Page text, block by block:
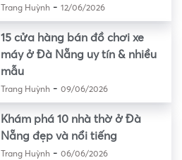
Trang Huỳnh- 12/06/2026
15 cửa hàng bán đồ chơi xe
máy ở Đà Nẵng uy tín & nhiều
mẫu
Trang Huỳnh- 09/06/2026
Khám phá 10 nhà thờ ở Đà
Nẵng đẹp và nổi tiếng
Trang Huỳnh- 06/06/2026